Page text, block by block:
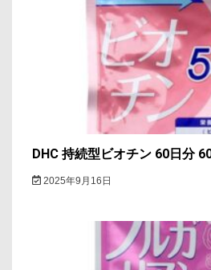
DHC 持続型ビオチン 60日分
2025年9月16日